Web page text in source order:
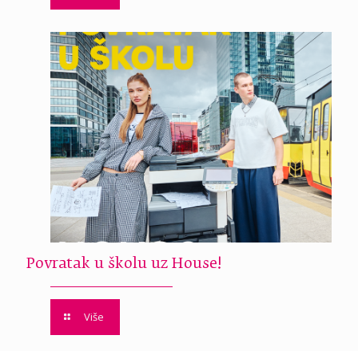
Povratak u školu uz House!
Više